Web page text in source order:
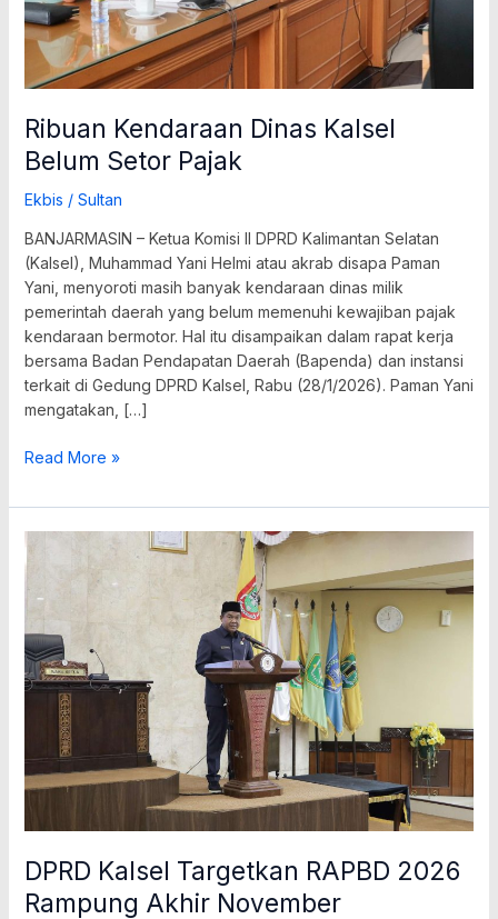
Ribuan Kendaraan Dinas Kalsel
Belum Setor Pajak
Ekbis / Sultan
BANJARMASIN – Ketua Komisi II DPRD Kalimantan Selatan
(Kalsel), Muhammad Yani Helmi atau akrab disapa Paman
Yani, menyoroti masih banyak kendaraan dinas milik
pemerintah daerah yang belum memenuhi kewajiban pajak
kendaraan bermotor. Hal itu disampaikan dalam rapat kerja
bersama Badan Pendapatan Daerah (Bapenda) dan instansi
terkait di Gedung DPRD Kalsel, Rabu (28/1/2026). Paman Yani
mengatakan, […]
Read More »
DPRD Kalsel Targetkan RAPBD 2026
Rampung Akhir November
Kalsel
Targetkan
RAPBD
2026
Rampung
Akhir
November